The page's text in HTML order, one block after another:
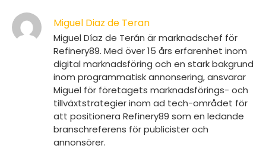
Miguel Diaz de Teran
Miguel Díaz de Terán är marknadschef för
Refinery89. Med över 15 års erfarenhet inom
digital marknadsföring och en stark bakgrund
inom programmatisk annonsering, ansvarar
Miguel för företagets marknadsförings- och
tillväxtstrategier inom ad tech-området för
att positionera Refinery89 som en ledande
branschreferens för publicister och
annonsörer.